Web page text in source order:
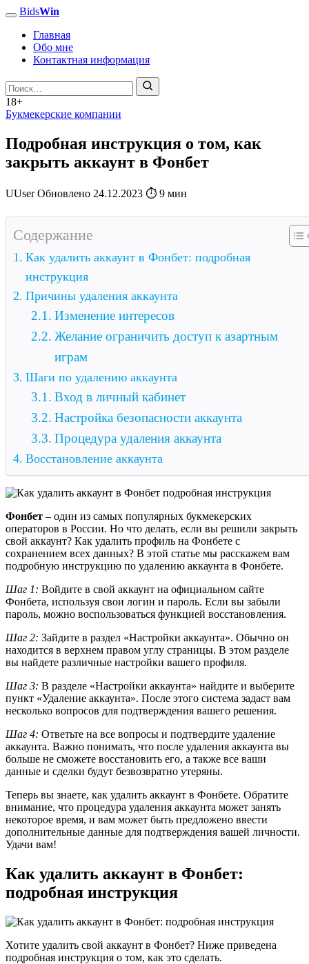
BidsWin
Главная
Обо мне
Контактная информация
18+
Букмекерские компании
Подробная инструкция о том, как
закрыть аккаунт в Фонбет
UUser Обновлено 24.12.2023 ⏱ 9 мин
Содержание
Как удалить аккаунт в Фонбет: подробная
инструкция
Причины удаления аккаунта
Изменение интересов
Желание ограничить доступ к азартным
играм
Шаги по удалению аккаунта
Вход в личный кабинет
Настройка безопасности аккаунта
Процедура удаления аккаунта
Восстановление аккаунта
Фонбет – один из самых популярных букмекерских
операторов в России. Но что делать, если вы решили закрыть
свой аккаунт? Как удалить профиль на Фонбете с
сохранением всех данных? В этой статье мы расскажем вам
подробную инструкцию по удалению аккаунта в Фонбете.
Шаг 1: Войдите в свой аккаунт на официальном сайте
Фонбета, используя свои логин и пароль. Если вы забыли
пароль, можно воспользоваться функцией восстановления.
Шаг 2: Зайдите в раздел «Настройки аккаунта». Обычно он
находится в верхнем правом углу страницы. В этом разделе
вы найдете различные настройки вашего профиля.
Шаг 3: В разделе «Настройки аккаунта» найдите и выберите
пункт «Удаление аккаунта». После этого система задаст вам
несколько вопросов для подтверждения вашего решения.
Шаг 4: Ответьте на все вопросы и подтвердите удаление
аккаунта. Важно понимать, что после удаления аккаунта вы
больше не сможете восстановить его, а также все ваши
данные и сделки будут безвозвратно утеряны.
Теперь вы знаете, как удалить аккаунт в Фонбете. Обратите
внимание, что процедура удаления аккаунта может занять
некоторое время, и вам может быть предложено ввести
дополнительные данные для подтверждения вашей личности.
Удачи вам!
Как удалить аккаунт в Фонбет:
подробная инструкция
Хотите удалить свой аккаунт в Фонбет? Ниже приведена
подробная инструкция о том, как это сделать.